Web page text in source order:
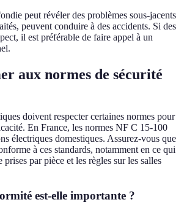
peut révéler des problèmes sous-jacents
peuvent conduire à des accidents. Si des
il est préférable de faire appel à un
aux normes de sécurité
doivent respecter certaines normes pour
En France, les normes NF C 15-100
électriques domestiques. Assurez-vous que
à ces standards, notamment en ce qui
par pièce et les règles sur les salles
est-elle importante ?